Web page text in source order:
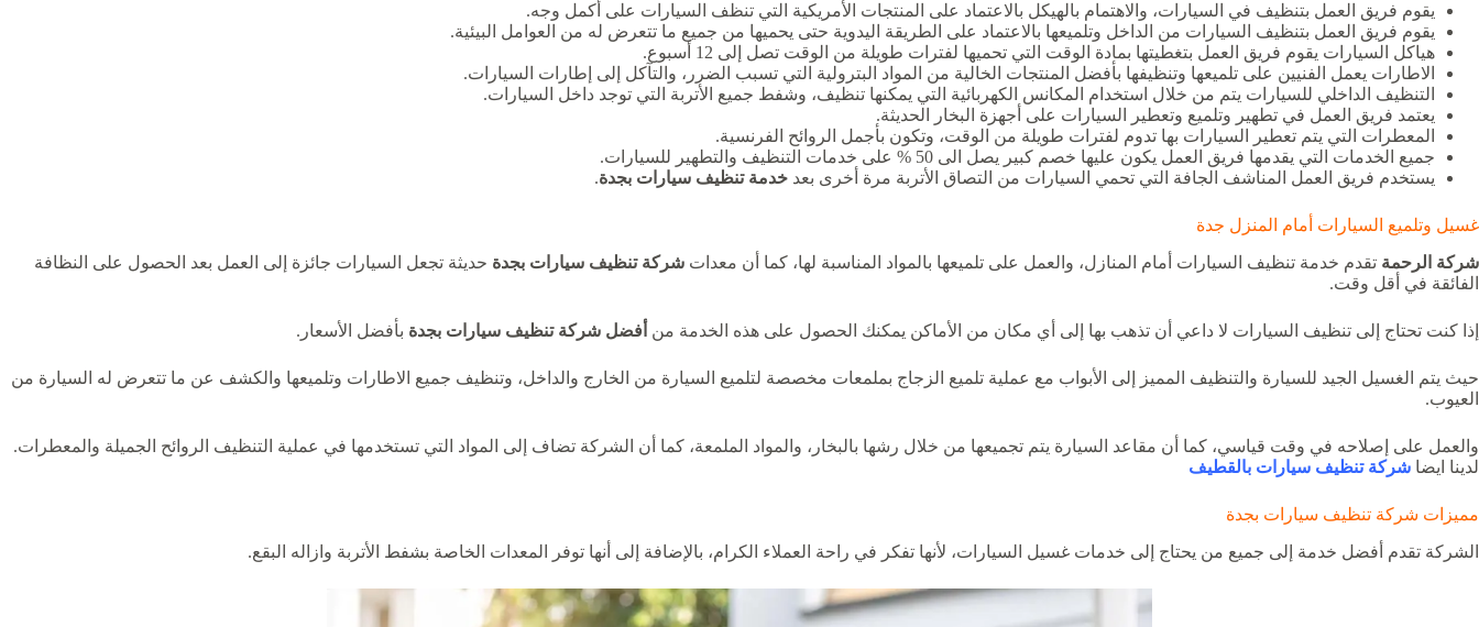
يقوم فريق العمل بتنظيف في السيارات، والاهتمام بالهيكل بالاعتماد على المنتجات الأمريكية التي تنظف السيارات على أكمل وجه.
يقوم فريق العمل بتنظيف السيارات من الداخل وتلميعها بالاعتماد على الطريقة اليدوية حتى يحميها من جميع ما تتعرض له من العوامل البيئية.
هياكل السيارات يقوم فريق العمل بتغطيتها بمادة الوقت التي تحميها لفترات طويلة من الوقت تصل إلى 12 أسبوع.
الاطارات يعمل الفنيين على تلميعها وتنظيفها بأفضل المنتجات الخالية من المواد البترولية التي تسبب الضرر، والتآكل إلى إطارات السيارات.
التنظيف الداخلي للسيارات يتم من خلال استخدام المكانس الكهربائية التي يمكنها تنظيف، وشفط جميع الأتربة التي توجد داخل السيارات.
يعتمد فريق العمل في تطهير وتلميع وتعطير السيارات على أجهزة البخار الحديثة.
المعطرات التي يتم تعطير السيارات بها تدوم لفترات طويلة من الوقت، وتكون بأجمل الروائح الفرنسية.
جميع الخدمات التي يقدمها فريق العمل يكون عليها خصم كبير يصل الى 50 % على خدمات التنظيف والتطهير للسيارات.
يستخدم فريق العمل المناشف الجافة التي تحمي السيارات من التصاق الأتربة مرة أخرى بعد خدمة تنظيف سيارات بجدة.
غسيل وتلميع السيارات أمام المنزل جدة
شركة الرحمة تقدم خدمة تنظيف السيارات أمام المنازل، والعمل على تلميعها بالمواد المناسبة لها، كما أن معدات شركة تنظيف سيارات بجدة حديثة تجعل السيارات جائزة إلى العمل بعد الحصول على النظافة
الفائقة في أقل وقت.
إذا كنت تحتاج إلى تنظيف السيارات لا داعي أن تذهب بها إلى أي مكان من الأماكن يمكنك الحصول على هذه الخدمة من أفضل شركة تنظيف سيارات بجدة بأفضل الأسعار.
حيث يتم الغسيل الجيد للسيارة والتنظيف المميز إلى الأبواب مع عملية تلميع الزجاج بملمعات مخصصة لتلميع السيارة من الخارج والداخل، وتنظيف جميع الاطارات وتلميعها والكشف عن ما تتعرض له السيارة من
العيوب.
والعمل على إصلاحه في وقت قياسي، كما أن مقاعد السيارة يتم تجميعها من خلال رشها بالبخار، والمواد الملمعة، كما أن الشركة تضاف إلى المواد التي تستخدمها في عملية التنظيف الروائح الجميلة والمعطرات.
لدينا ايضا شركة تنظيف سيارات بالقطيف
مميزات شركة تنظيف سيارات بجدة
الشركة تقدم أفضل خدمة إلى جميع من يحتاج إلى خدمات غسيل السيارات، لأنها تفكر في راحة العملاء الكرام، بالإضافة إلى أنها توفر المعدات الخاصة بشفط الأتربة وازاله البقع.